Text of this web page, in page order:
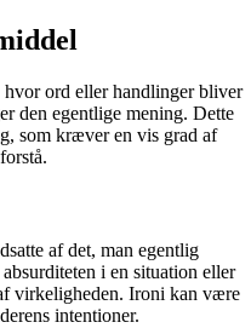
ord eller handlinger bliver
den egentlige mening. Dette
som kræver en vis grad af
af det, man egentlig
i en situation eller
virkeligheden. Ironi kan være
intentioner.